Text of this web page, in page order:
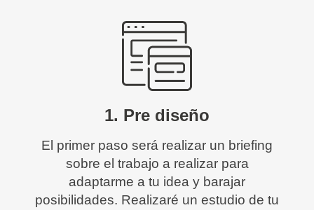
1. Pre diseño
El primer paso será realizar un briefing
sobre el trabajo a realizar para
adaptarme a tu idea y barajar
posibilidades. Realizaré un estudio de tu